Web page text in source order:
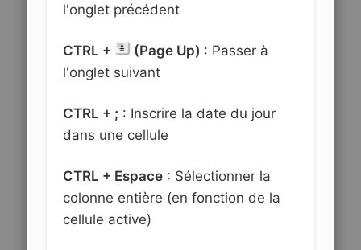
l'onglet précédent
CTRL + (Page Up) : Passer à
l'onglet suivant
CTRL + ; : Inscrire la date du jour
dans une cellule
CTRL + Espace : Sélectionner la
colonne entière (en fonction de la
cellule active)